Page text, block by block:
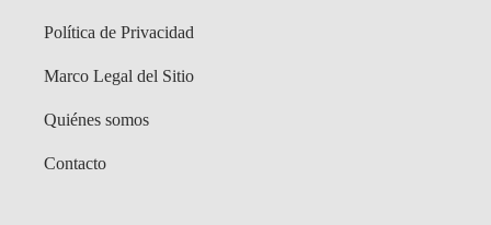
Política de Privacidad
Marco Legal del Sitio
Quiénes somos
Contacto